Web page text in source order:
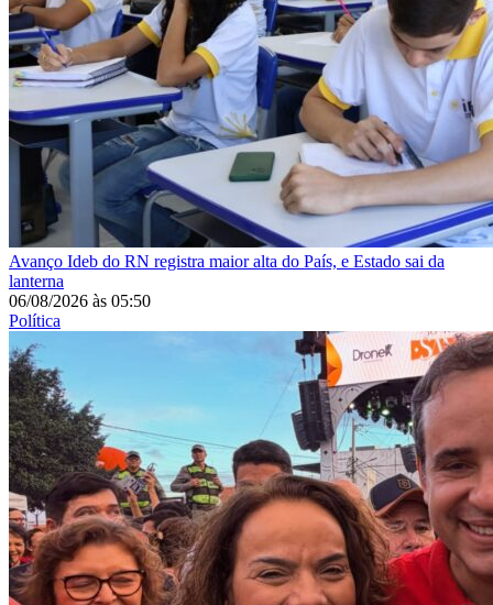
Avanço Ideb do RN registra maior alta do País, e Estado sai da
lanterna
06/08/2026 às 05:50
Política